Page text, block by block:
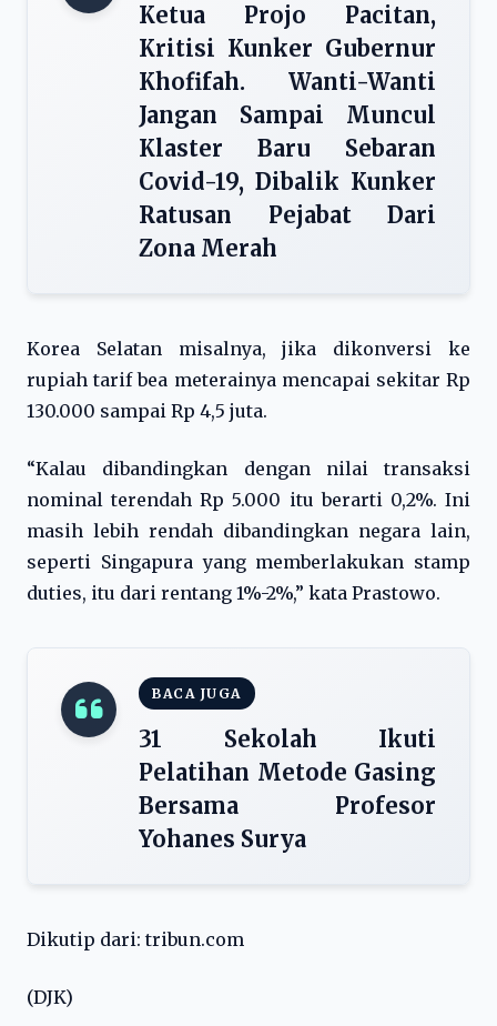
Ketua Projo Pacitan,
Kritisi Kunker Gubernur
Khofifah. Wanti-Wanti
Jangan Sampai Muncul
Klaster Baru Sebaran
Covid-19, Dibalik Kunker
Ratusan Pejabat Dari
Zona Merah
Korea Selatan misalnya, jika dikonversi ke
rupiah tarif bea meterainya mencapai sekitar Rp
130.000 sampai Rp 4,5 juta.
“Kalau dibandingkan dengan nilai transaksi
nominal terendah Rp 5.000 itu berarti 0,2%. Ini
masih lebih rendah dibandingkan negara lain,
seperti Singapura yang memberlakukan stamp
duties, itu dari rentang 1%-2%,” kata Prastowo.
BACA JUGA
31 Sekolah Ikuti
Pelatihan Metode Gasing
Bersama Profesor
Yohanes Surya
Dikutip dari: tribun.com
(DJK)